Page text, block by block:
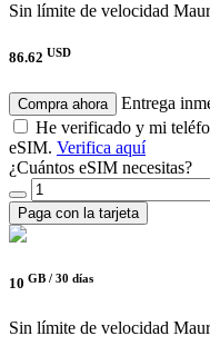
Sin límite de velocidad
86.62 USD
Compra ahora
Entrega
He verificado y mi
eSIM. Verifica aquí
¿Cuántos eSIM necesitas?
Paga con la tarjeta
10 GB / 30 días
Sin límite de velocidad